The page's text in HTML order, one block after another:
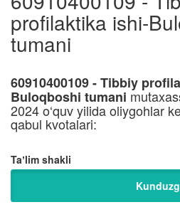
profilaktika ishi-
tumani
60910400109 - Tibbiy
Buloqboshi tumani
2024 o‘quv yilida oliygohlar
qabul kvotalari:
Taʼlim shakli